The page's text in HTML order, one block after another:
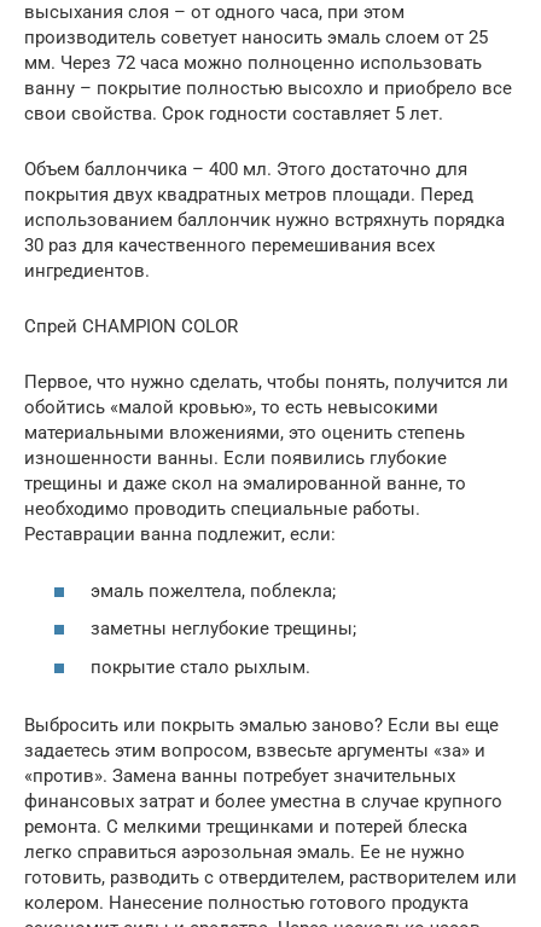
высыхания слоя – от одного часа, при этом
производитель советует наносить эмаль слоем от 25
мм. Через 72 часа можно полноценно использовать
ванну – покрытие полностью высохло и приобрело все
свои свойства. Срок годности составляет 5 лет.
Объем баллончика – 400 мл. Этого достаточно для
покрытия двух квадратных метров площади. Перед
использованием баллончик нужно встряхнуть порядка
30 раз для качественного перемешивания всех
ингредиентов.
Спрей CHAMPION COLOR
Первое, что нужно сделать, чтобы понять, получится ли
обойтись «малой кровью», то есть невысокими
материальными вложениями, это оценить степень
изношенности ванны. Если появились глубокие
трещины и даже скол на эмалированной ванне, то
необходимо проводить специальные работы.
Реставрации ванна подлежит, если:
эмаль пожелтела, поблекла;
заметны неглубокие трещины;
покрытие стало рыхлым.
Выбросить или покрыть эмалью заново? Если вы еще
задаетесь этим вопросом, взвесьте аргументы «за» и
«против». Замена ванны потребует значительных
финансовых затрат и более уместна в случае крупного
ремонта. С мелкими трещинками и потерей блеска
легко справиться аэрозольная эмаль. Ее не нужно
готовить, разводить с отвердителем, растворителем или
колером. Нанесение полностью готового продукта